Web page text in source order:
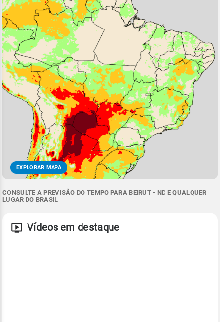
EXPLORAR MAPA
CONSULTE A PREVISÃO DO TEMPO PARA BEIRUT - ND E QUALQUER
LUGAR DO BRASIL
Vídeos em destaque